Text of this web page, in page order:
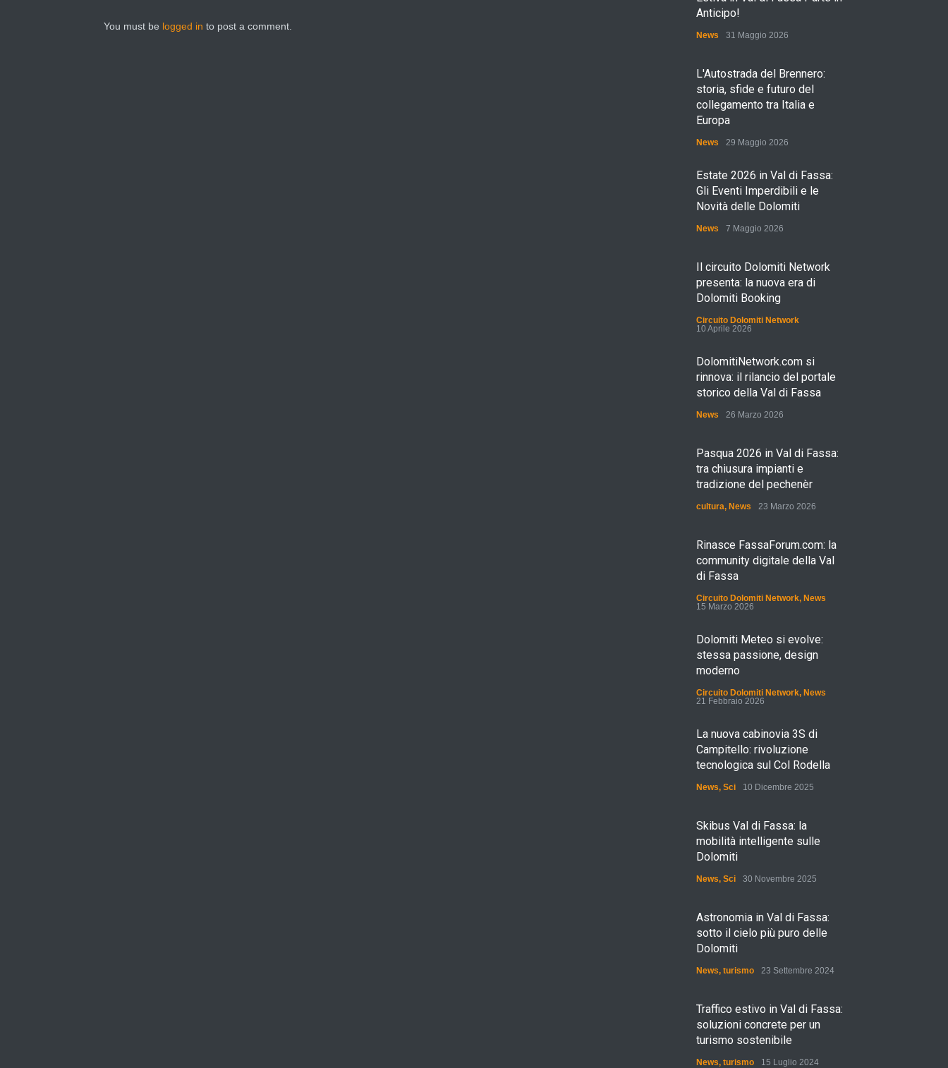
You must be logged in to post a comment.
Anticipo!
News 31 Maggio 2026
L'Autostrada del Brennero:
storia, sfide e futuro del
collegamento tra Italia e
Europa
News 29 Maggio 2026
Estate 2026 in Val di Fassa:
Gli Eventi Imperdibili e le
Novità delle Dolomiti
News 7 Maggio 2026
Il circuito Dolomiti Network
presenta: la nuova era di
Dolomiti Booking
Circuito Dolomiti Network
10 Aprile 2026
DolomitiNetwork.com si
rinnova: il rilancio del portale
storico della Val di Fassa
News 26 Marzo 2026
Pasqua 2026 in Val di Fassa:
tra chiusura impianti e
tradizione del pechenèr
cultura, News 23 Marzo 2026
Rinasce FassaForum.com: la
community digitale della Val
di Fassa
Circuito Dolomiti Network, News
15 Marzo 2026
Dolomiti Meteo si evolve:
stessa passione, design
moderno
Circuito Dolomiti Network, News
21 Febbraio 2026
La nuova cabinovia 3S di
Campitello: rivoluzione
tecnologica sul Col Rodella
News, Sci 10 Dicembre 2025
Skibus Val di Fassa: la
mobilità intelligente sulle
Dolomiti
News, Sci 30 Novembre 2025
Astronomia in Val di Fassa:
sotto il cielo più puro delle
Dolomiti
News, turismo 23 Settembre 2024
Traffico estivo in Val di Fassa:
soluzioni concrete per un
turismo sostenibile
News, turismo 15 Luglio 2024